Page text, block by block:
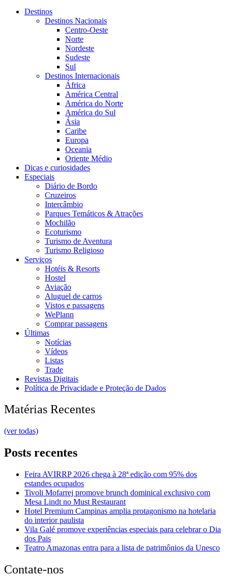
Destinos
Destinos Nacionais
Centro-Oeste
Norte
Nordeste
Sudeste
Sul
Destinos Internacionais
África
América Central
América do Norte
América do Sul
Ásia
Caribe
Europa
Oceania
Oriente Médio
Dicas e curiosidades
Especiais
Diário de Bordo
Cruzeiros
Intercâmbio
Parques Temáticos & Atrações
Mochilão
Ecoturismo
Turismo de Aventura
Turismo Religioso
Serviços
Hotéis & Resorts
Hostel
Aviação
Aluguel de carros
Vistos e passagens
WePlann
Comprar passagens
Últimas
Notícias
Vídeos
Listas
Trade
Revistas Digitais
Política de Privacidade e Proteção de Dados
Matérias Recentes
(ver todas)
Posts recentes
Feira AVIRRP 2026 chega à 28ª edição com 95% dos
estandes ocupados
Tivoli Mofarrej promove brunch dominical exclusivo com
Mesa Lindt no Must Restaurant
Hotel Premium Campinas amplia protagonismo na hotelaria
do interior paulista
Vila Galé promove experiências especiais para celebrar o Dia
dos Pais
Teatro Amazonas entra para a lista de patrimônios da Unesco
Contate-nos